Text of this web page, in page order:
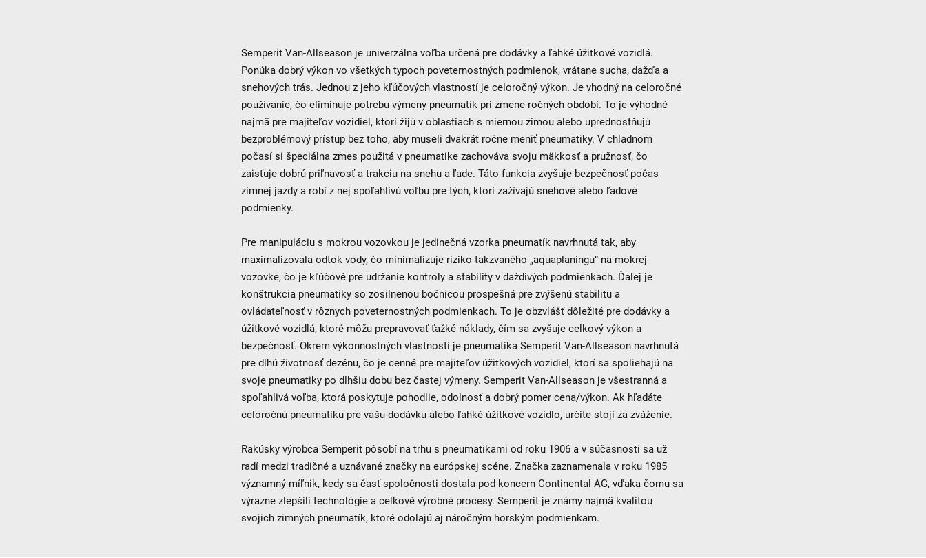
Semperit Van-Allseason je univerzálna voľba určená pre dodávky a ľahké úžitkové vozidlá.
Ponúka dobrý výkon vo všetkých typoch poveternostných podmienok, vrátane sucha, dažďa a
snehových trás. Jednou z jeho kľúčových vlastností je celoročný výkon. Je vhodný na celoročné
používanie, čo eliminuje potrebu výmeny pneumatík pri zmene ročných období. To je výhodné
najmä pre majiteľov vozidiel, ktorí žijú v oblastiach s miernou zimou alebo uprednostňujú
bezproblémový prístup bez toho, aby museli dvakrát ročne meniť pneumatiky. V chladnom
počasí si špeciálna zmes použitá v pneumatike zachováva svoju mäkkosť a pružnosť, čo
zaisťuje dobrú priľnavosť a trakciu na snehu a ľade. Táto funkcia zvyšuje bezpečnosť počas
zimnej jazdy a robí z nej spoľahlivú voľbu pre tých, ktorí zažívajú snehové alebo ľadové
podmienky.
Pre manipuláciu s mokrou vozovkou je jedinečná vzorka pneumatík navrhnutá tak, aby
maximalizovala odtok vody, čo minimalizuje riziko takzvaného „aquaplaningu“ na mokrej
vozovke, čo je kľúčové pre udržanie kontroly a stability v daždivých podmienkach. Ďalej je
konštrukcia pneumatiky so zosilnenou bočnicou prospešná pre zvýšenú stabilitu a
ovládateľnosť v rôznych poveternostných podmienkach. To je obzvlášť dôležité pre dodávky a
úžitkové vozidlá, ktoré môžu prepravovať ťažké náklady, čím sa zvyšuje celkový výkon a
bezpečnosť. Okrem výkonnostných vlastností je pneumatika Semperit Van-Allseason navrhnutá
pre dlhú životnosť dezénu, čo je cenné pre majiteľov úžitkových vozidiel, ktorí sa spoliehajú na
svoje pneumatiky po dlhšiu dobu bez častej výmeny. Semperit Van-Allseason je všestranná a
spoľahlivá voľba, ktorá poskytuje pohodlie, odolnosť a dobrý pomer cena/výkon. Ak hľadáte
celoročnú pneumatiku pre vašu dodávku alebo ľahké úžitkové vozidlo, určite stojí za zváženie.
Rakúsky výrobca Semperit pôsobí na trhu s pneumatikami od roku 1906 a v súčasnosti sa už
radí medzi tradičné a uznávané značky na európskej scéne. Značka zaznamenala v roku 1985
významný míľnik, kedy sa časť spoločnosti dostala pod koncern Continental AG, vďaka čomu sa
výrazne zlepšili technológie a celkové výrobné procesy. Semperit je známy najmä kvalitou
svojich zimných pneumatík, ktoré odolajú aj náročným horským podmienkam.